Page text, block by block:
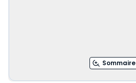
Sommaire